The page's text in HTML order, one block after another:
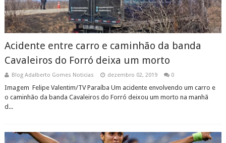
Acidente entre carro e caminhão da banda
Cavaleiros do Forró deixa um morto
Blog Adalberto Gomes Noticias dezembro 02, 2019 0
Imagem Felipe Valentim/TV Paraíba Um acidente envolvendo um carro e
o caminhão da banda Cavaleiros do Forró deixou um morto na manhã
d...